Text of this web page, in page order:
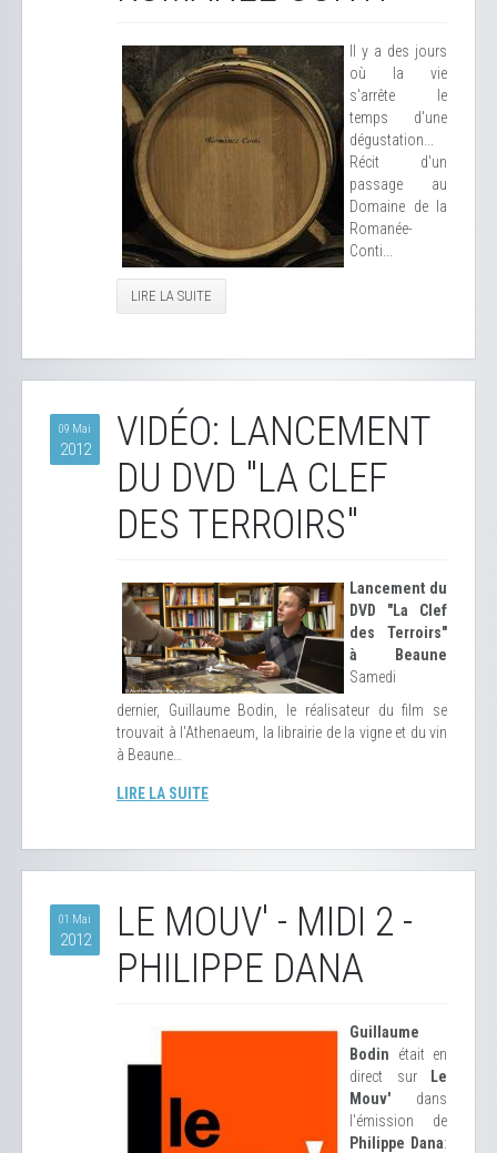
Il y a des jours
où la vie
s'arrête le
temps d'une
dégustation...
Récit d'un
passage au
Domaine de la
Romanée-
Conti...
LIRE LA SUITE
09 Mai
2012
VIDÉO: LANCEMENT
DU DVD "LA CLEF
DES TERROIRS"
Lancement du
DVD "La Clef
des Terroirs"
à Beaune
Samedi
dernier, Guillaume Bodin, le réalisateur du film se
trouvait à l'Athenaeum, la librairie de la vigne et du vin
à Beaune…
LIRE LA SUITE
01 Mai
2012
LE MOUV' - MIDI 2 -
PHILIPPE DANA
Guillaume
Bodin était en
direct sur
Le
Mouv' dans
l'émission de
Philippe Dana: